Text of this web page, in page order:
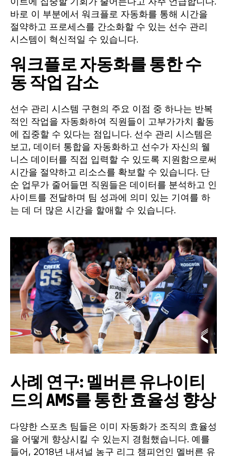
바로 이 부분에서 워크플로 자동화를 통해 시간을
절약하고 프로세스를 간소화할 수 있는 선수 관리
시스템이 혁신적일 수 있습니다.
워크플로 자동화를 통한 수
동 작업 감소
선수 관리 시스템 구현의 주요 이점 중 하나는 반복
적인 작업을 자동화하여 직원들이 고부가가치 활동
에 집중할 수 있다는 점입니다. 선수 관리 시스템은
보고, 데이터 통합을 자동화하고 선수가 자신의 웰
니스 데이터를 직접 입력할 수 있도록 지원함으로써
시간을 절약하고 리소스를 확보할 수 있습니다. 단
순 업무가 줄어들면 직원들은 데이터를 분석하고 인
사이트를 전달하며 팀 성과에 의미 있는 기여를 하
는 데 더 많은 시간을 할애할 수 있습니다.
사례 연구: 멜버른 유나이티
드의 AMS를 통한 효율성 향상
다양한 스포츠 팀들은 이미 자동화가 조직의 효율성
을 어떻게 향상시킬 수 있는지 경험했습니다. 예를
들어, 2018년 내셔널 농구 리그 챔피언인 멜버른 유